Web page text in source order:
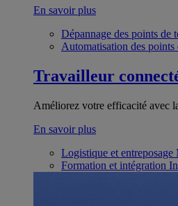
En savoir plus
Dépannage des points de
Automatisation des points
Travailleur
Améliorez votre efficacité avec
En savoir plus
Logistique et entreposage
Formation et intégration